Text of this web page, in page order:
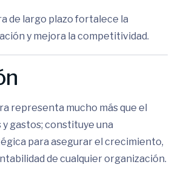
de largo plazo fortalece la
y mejora la competitividad.
representa mucho más que el
gastos; constituye una
para asegurar el crecimiento,
de cualquier organización.